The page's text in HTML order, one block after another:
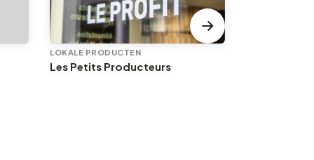
LOKALE PRODUCTEN
Les Petits Producteurs